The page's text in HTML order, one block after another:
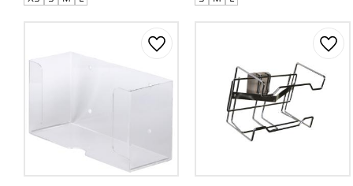
Lägg till i favoriter